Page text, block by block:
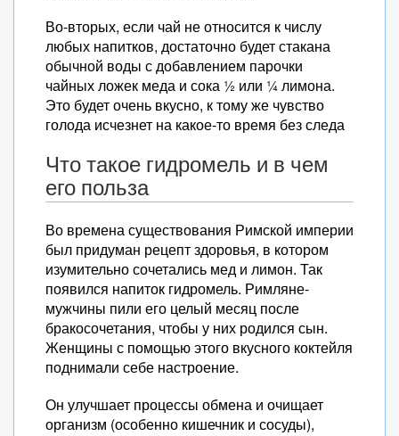
Во-вторых, если чай не относится к числу
любых напитков, достаточно будет стакана
обычной воды с добавлением парочки
чайных ложек меда и сока ½ или ¼ лимона.
Это будет очень вкусно, к тому же чувство
голода исчезнет на какое-то время без следа
Что такое гидромель и в чем
его польза
Во времена существования Римской империи
был придуман рецепт здоровья, в котором
изумительно сочетались мед и лимон. Так
появился напиток гидромель. Римляне-
мужчины пили его целый месяц после
бракосочетания, чтобы у них родился сын.
Женщины с помощью этого вкусного коктейля
поднимали себе настроение.
Он улучшает процессы обмена и очищает
организм (особенно кишечник и сосуды),